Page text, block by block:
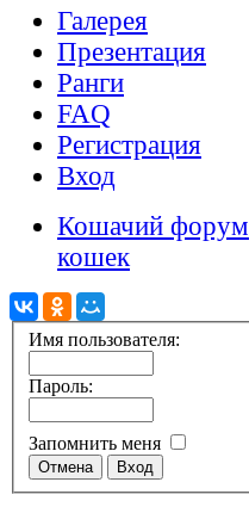
Галерея
Презентация
Ранги
FAQ
Регистрация
Вход
Кошачий форум
кошек
Имя пользователя:
Пароль:
Запомнить меня